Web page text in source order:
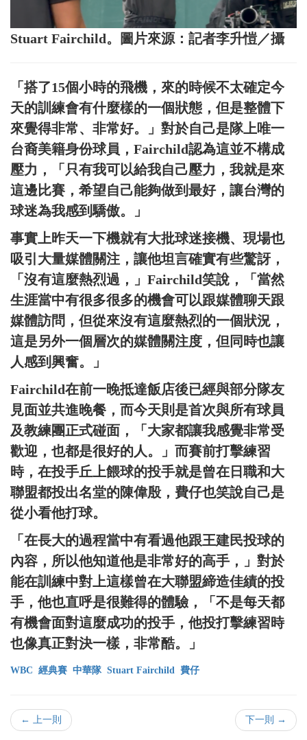
Stuart Fairchild。圖片來源：記者李升愷／攝
「搭了15個小時的飛機，來的時候不太確定今
天的訓練會有什麼樣的一個狀態，但是整體下
來覺得非常、非常好。」對於自己是隊上唯一
台裔美籍身份球員，Fairchild認為這並不構成
壓力，「只有我可以給我自己壓力，我就是來
這邊比賽，希望自己能夠做到最好，讓台灣的
球迷為我感到驕傲。」
事實上昨天一下機就有大批球迷接機、現場也
吸引大量媒體關注，讓他坦言確實有些驚訝，
「沒有這麼熱烈過，」Fairchild笑說，「當然
生涯當中有很多很多的機會可以跟媒體聊天跟
媒體訪問，但從來沒有這麼熱烈的一個狀況，
這是另外一個層次的媒體關注度，但同時也讓
人感到興奮。」
Fairchild在前一晚抵達飯店後已經與部分隊友
見面並共進晚餐，而今天則是首次與所有球員
及教練團正式碰面，「大家都讓我感覺非常受
歡迎，也都是很好的人。」而賽前打擊練習
時，在投手丘上餵球的投手就是曾在日職和大
聯盟都投出名堂的陳偉殷，費仔也笑說自己是
從小看他打球。
「在長大的過程當中有看過他跟王建民投球的
內容，所以他知道他是非常好的高手，」對於
能在訓練中對上這樣曾在大聯盟締造佳績的投
手，他也直呼是很難得的體驗，「不是每天都
有機會面對這麼成功的投手，他投打擊練習時
也像真正對決一樣，非常酷。」
WBC 經典賽 中華隊 Stuart Fairchild 費仔
← 上一則 下一則 →